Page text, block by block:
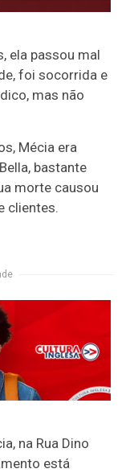
ela passou mal
foi socorrida e
mas não
Mécia era
bastante
morte causou
clientes.
na Rua Dino
está